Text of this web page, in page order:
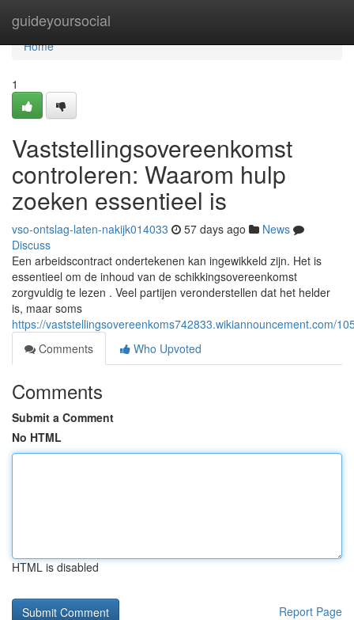
guideyoursocial
Home
Home
1
Vaststellingsovereenkomst
controleren: Waarom hulp
zoeken essentieel is
vso-ontslag-laten-nakijk014033 57 days ago
News
Discuss
Een arbeidscontract ondertekenen kan ingewikkeld zijn. Het is
essentieel om de inhoud van de schikkingsovereenkomst
zorgvuldig te lezen . Veel partijen veronderstellen dat het helder
is, maar soms
https://vaststellingsovereenkoms742833.wikiannouncement.com/
Comments
Who Upvoted
Comments
Submit a Comment
No HTML
HTML is disabled
Report Page